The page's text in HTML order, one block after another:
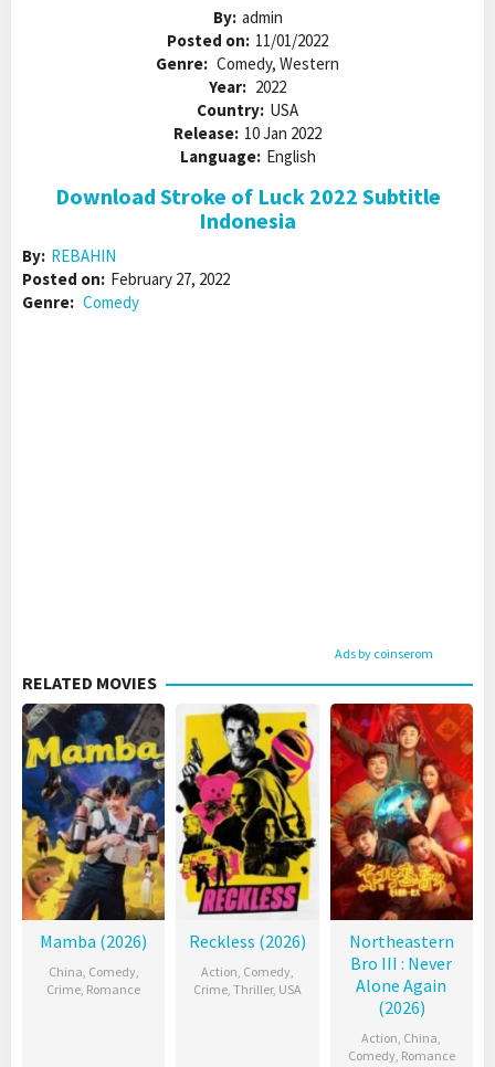
By: admin
Posted on: 11/01/2022
Genre: Comedy, Western
Year: 2022
Country: USA
Release: 10 Jan 2022
Language: English
Download Stroke of Luck 2022 Subtitle
Indonesia
By: REBAHIN
Posted on: February 27, 2022
Genre: Comedy
Ads by coinserom
RELATED MOVIES
Mamba (2026)
China, Comedy,
Crime, Romance
Reckless (2026)
Action, Comedy,
Crime, Thriller, USA
Northeastern
Bro III : Never
Alone Again
(2026)
Action, China,
Comedy, Romance